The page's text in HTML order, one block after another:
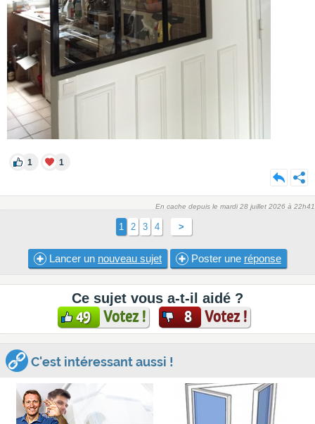
1 1
En cache depuis le mardi 28 juillet 2026 à 22h41
1 2 3 4 >
Lancer un nouveau sujet Poster une réponse
Ce sujet vous a-t-il aidé ?
49 Votez ! 8 Votez !
C'est intéressant aussi !